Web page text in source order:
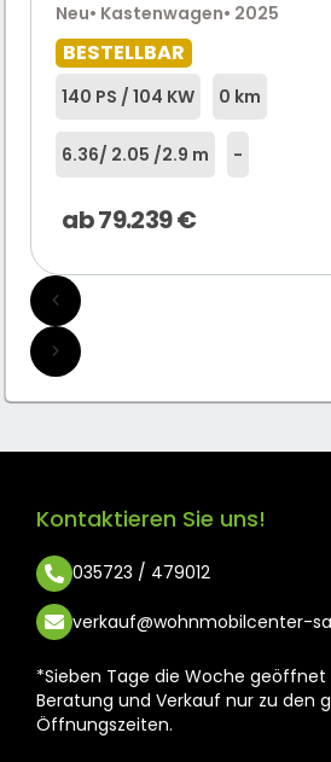
Neu• Kastenwagen• 2025
BESTELLBAR
140 PS / 104 KW 0 km
6.36/ 2.05 /2.9 m -
ab79.239€
Kontaktieren Sie uns!
035723 / 479012
verkauf@wohnmobilcenter-
*Sieben Tage die Woche
Beratung und Verkauf nur zu den
Öffnungszeiten.